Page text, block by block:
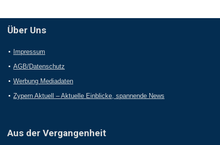
Über Uns
Impressum
AGB/Datenschutz
Werbung Mediadaten
Zypern Aktuell – Aktuelle Einblicke, spannende News
Aus der Vergangenheit